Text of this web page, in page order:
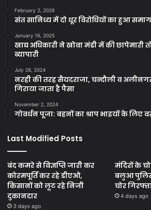
February 2, 2026
संत सानिध्य में दो धूर विरोधियों का हुआ
January 16, 2025
खाद्य अधिकारी ने खोवा मंडी में की छापेमारी
ब्यापारी
July 26, 2024
नरही की तरह सैयदराजा, चन्दौली व
गिराया जाता है पैसा
November 2, 2024
गोवर्धन पूजा: बहनों का श्राप भाइयों के लिए
Last Modified Posts
बंद कमरे से विज्ञप्ति जारी कर
कोरमपूर्ति कर रहे डीएओ,
किसानों को लूट रहे निजी
दुकानदार
3 days ago
मंदिरों के
बलुआ
चोर
4 days ago